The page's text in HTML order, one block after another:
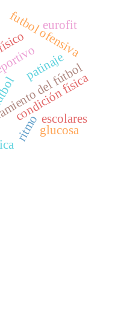
futbol ofensiva
del fútbol
patinaje
condición física
escolares
eurofit
ritmoglucosa